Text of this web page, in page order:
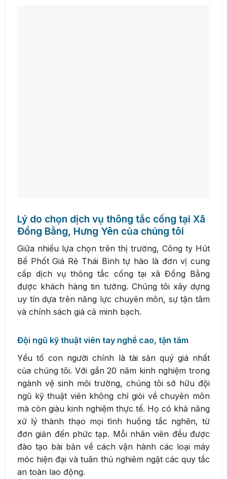
Lý do chọn dịch vụ thông tắc cống tại Xã
Đồng Bằng, Hưng Yên của chúng tôi
Giữa nhiều lựa chọn trên thị trường, Công ty Hút
Bể Phốt Giá Rẻ Thái Bình tự hào là đơn vị cung
cấp dịch vụ thông tắc cống tại xã Đồng Bằng
được khách hàng tin tưởng. Chúng tôi xây dựng
uy tín dựa trên năng lực chuyên môn, sự tận tâm
và chính sách giá cả minh bạch.
Đội ngũ kỹ thuật viên tay nghề cao, tận tâm
Yếu tố con người chính là tài sản quý giá nhất
của chúng tôi. Với gần 20 năm kinh nghiệm trong
ngành vệ sinh môi trường, chúng tôi sở hữu đội
ngũ kỹ thuật viên không chỉ giỏi về chuyên môn
mà còn giàu kinh nghiệm thực tế. Họ có khả năng
xử lý thành thạo mọi tình huống tắc nghẽn, từ
đơn giản đến phức tạp. Mỗi nhân viên đều được
đào tạo bài bản về cách vận hành các loại máy
móc hiện đại và tuân thủ nghiêm ngặt các quy tắc
an toàn lao động.